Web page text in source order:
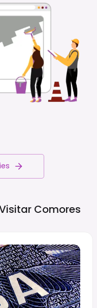
Comores